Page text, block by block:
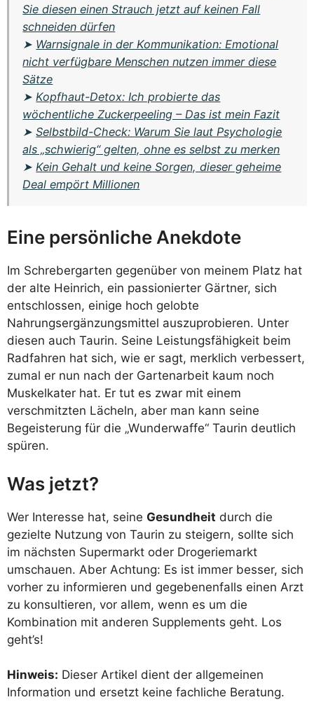
Sie diesen einen Strauch jetzt auf keinen Fall
schneiden dürfen
➤ Warnsignale in der Kommunikation: Emotional
nicht verfügbare Menschen nutzen immer diese
Sätze
➤Kopfhaut-Detox: Ich probierte das
wöchentliche Zuckerpeeling – Das ist mein Fazit
➤Selbstbild-Check: Warum Sie laut Psychologie
als „schwierig“ gelten, ohne es selbst zu merken
➤Kein Gehalt und keine Sorgen, dieser geheime
Deal empört Millionen
Eine persönliche Anekdote
Im Schrebergarten gegenüber von meinem Platz hat
der alte Heinrich, ein passionierter Gärtner, sich
entschlossen, einige hoch gelobte
Nahrungsergänzungsmittel auszuprobieren. Unter
diesen auch Taurin. Seine Leistungsfähigkeit beim
Radfahren hat sich, wie er sagt, merklich verbessert,
zumal er nun nach der Gartenarbeit kaum noch
Muskelkater hat. Er tut es zwar mit einem
verschmitzten Lächeln, aber man kann seine
Begeisterung für die „Wunderwaffe“ Taurin deutlich
spüren.
Was jetzt?
Wer Interesse hat, seine Gesundheit durch die
gezielte Nutzung von Taurin zu steigern, sollte sich
im nächsten Supermarkt oder Drogeriemarkt
umschauen. Aber Achtung: Es ist immer besser, sich
vorher zu informieren und gegebenenfalls einen Arzt
zu konsultieren, vor allem, wenn es um die
Kombination mit anderen Supplements geht. Los
geht’s!
Hinweis: Dieser Artikel dient der allgemeinen
Information und ersetzt keine fachliche Beratung.